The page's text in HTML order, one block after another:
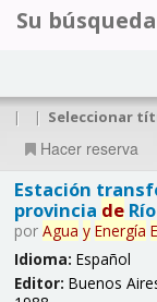
Su
| | Seleccionar
Hacer reserva
Estación
provincia de
por Agua y Energía
Idioma: Español
Editor: Buenos